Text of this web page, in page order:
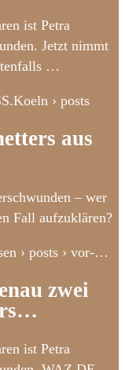
ist Petra
Jetzt nimmt
…
› posts
aus
– wer
Fall aufzuklären?
› posts › vor-…
zwei
ist Petra